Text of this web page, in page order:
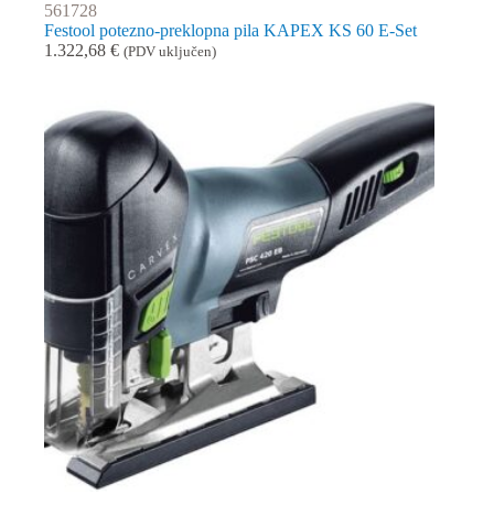
561728
Festool potezno-preklopna pila KAPEX KS 60 E-Set
1.322,68 € (PDV uključen)